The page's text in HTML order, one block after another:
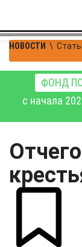
НОВОСТИ \
ФОНД
с начала